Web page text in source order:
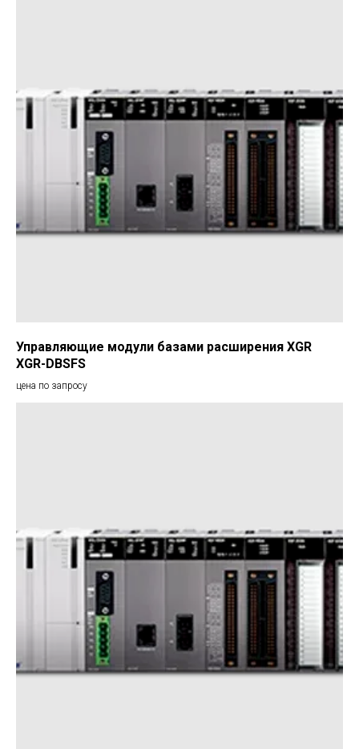
Управляющие модули базами расширения XGR
XGR-DBSFS
цена по запросу